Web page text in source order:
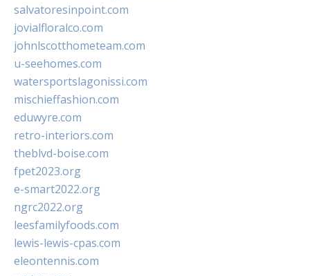
salvatoresinpoint.com
jovialfloralco.com
johnlscotthometeam.com
u-seehomes.com
watersportslagonissi.com
mischieffashion.com
eduwyre.com
retro-interiors.com
theblvd-boise.com
fpet2023.org
e-smart2022.org
ngrc2022.org
leesfamilyfoods.com
lewis-lewis-cpas.com
eleontennis.com